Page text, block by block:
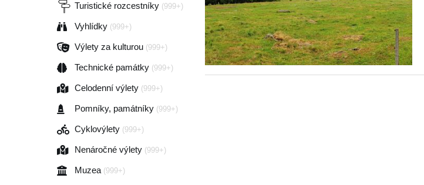
Turistické rozcestníky (999+)
Vyhlídky (999+)
Výlety za kulturou (999+)
Technické památky (999+)
Celodenní výlety (999+)
Pomníky, památníky (999+)
Cyklovýlety (999+)
Nenáročné výlety (999+)
Muzea (999+)